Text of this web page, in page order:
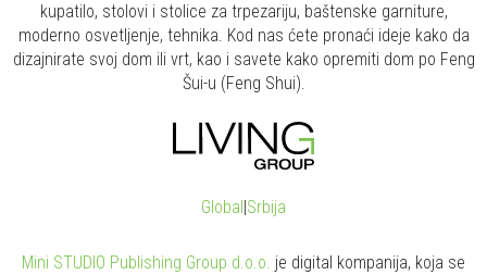
kupatilo, stolovi i stolice za trpezariju, baštenske garniture,
moderno osvetljenje, tehnika. Kod nas ćete pronaći ideje kako da
dizajnirate svoj dom ili vrt, kao i savete kako opremiti dom po Feng
Šui-u (Feng Shui).
Global|Srbija
Mini STUDIO Publishing Group d.o.o. je digital kompanija, koja se